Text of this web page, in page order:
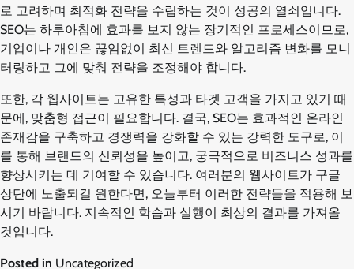
로 고려하며 최적화 전략을 수립하는 것이 성공의 열쇠입니다.
SEO는 하루아침에 효과를 보지 않는 장기적인 프로세스이므로,
기업이나 개인은 끊임없이 최신 트렌드와 알고리즘 변화를 모니
터링하고 그에 맞춰 전략을 조정해야 합니다.
또한, 각 웹사이트는 고유한 특성과 타겟 고객을 가지고 있기 때
문에, 맞춤형 접근이 필요합니다. 결국, SEO는 효과적인 온라인
존재감을 구축하고 경쟁력을 강화할 수 있는 강력한 도구로, 이
를 통해 브랜드의 신뢰성을 높이고, 궁극적으로 비즈니스 성과를
향상시키는 데 기여할 수 있습니다. 여러분의 웹사이트가 구글
상단에 노출되길 원한다면, 오늘부터 이러한 전략들을 적용해 보
시기 바랍니다. 지속적인 학습과 실행이 최상의 결과를 가져올
것입니다.
Posted in Uncategorized